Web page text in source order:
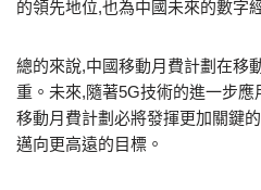
的領先地位,也為中國未來的數字
總的來說,中國移動月費計劃在移
重。未來,隨著5G技術的進一步應
移動月費計劃必將發揮更加關鍵
邁向更高遠的目標。